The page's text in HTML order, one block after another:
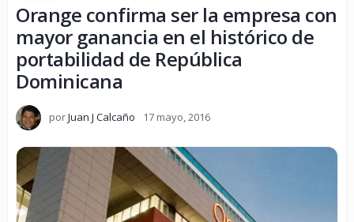
Orange confirma ser la empresa con
mayor ganancia en el histórico de
portabilidad de República
Dominicana
porJuan J Calcaño 17 mayo, 2016